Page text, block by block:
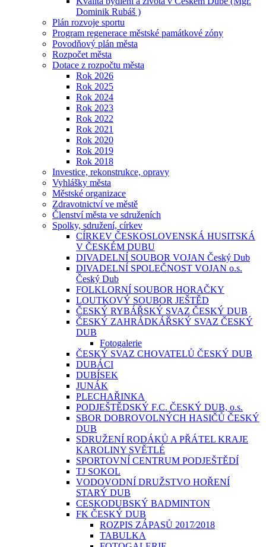
Dominik Rubáš )
Plán rozvoje sportu
Program regenerace městské památkové zóny
Povodňový plán města
Rozpočet města
Dotace z rozpočtu města
Rok 2026
Rok 2025
Rok 2024
Rok 2023
Rok 2022
Rok 2021
Rok 2020
Rok 2019
Rok 2018
Investice, rekonstrukce, opravy
Vyhlášky města
Městské organizace
Zdravotnictví ve městě
Členství města ve sdruženích
Spolky, sdružení, církev
CÍRKEV ČESKOSLOVENSKÁ HUSITSKÁ
V ČESKÉM DUBU
DIVADELNÍ SOUBOR VOJAN Český Dub
DIVADELNÍ SPOLEČNOST VOJAN o.s.
Český Dub
FOLKLORNÍ SOUBOR HORAČKY
LOUTKOVÝ SOUBOR JEŠTĚD
ČESKÝ RYBÁŘSKÝ SVAZ ČESKÝ DUB
ČESKÝ ZAHRÁDKÁŘSKÝ SVAZ ČESKÝ
DUB
Fotogalerie
ČESKÝ SVAZ CHOVATELŮ ČESKÝ DUB
DUBÁCI
DUBÍSEK
JUNÁK
PLECHAŘINKA
PODJEŠTĚDSKÝ F.C. ČESKÝ DUB, o.s.
SBOR DOBROVOLNÝCH HASIČŮ ČESKÝ
DUB
SDRUŽENÍ RODÁKŮ A PŘÁTEL KRAJE
KAROLINY SVĚTLÉ
SPORTOVNÍ CENTRUM PODJEŠTĚDÍ
TJ SOKOL
VODOVODNÍ DRUŽSTVO HOŘENÍ
STARÝ DUB
CESKODUBSKÝ BADMINTON
FK ČESKÝ DUB
ROZPIS ZÁPASŮ 2017⁄2018
TABULKA